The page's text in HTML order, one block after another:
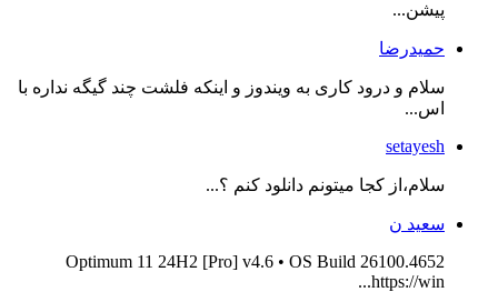
پیشن...
حمیدرضا
سلام و درود کاری به ویندوز و اینکه فلشت چند گیگه نداره با
اس...
setayesh
سلام،از کجا میتونم دانلود کنم ؟...
سعید ن
Optimum 11 24H2 [Pro] v4.6 • OS Build 26100.4652
https://win...